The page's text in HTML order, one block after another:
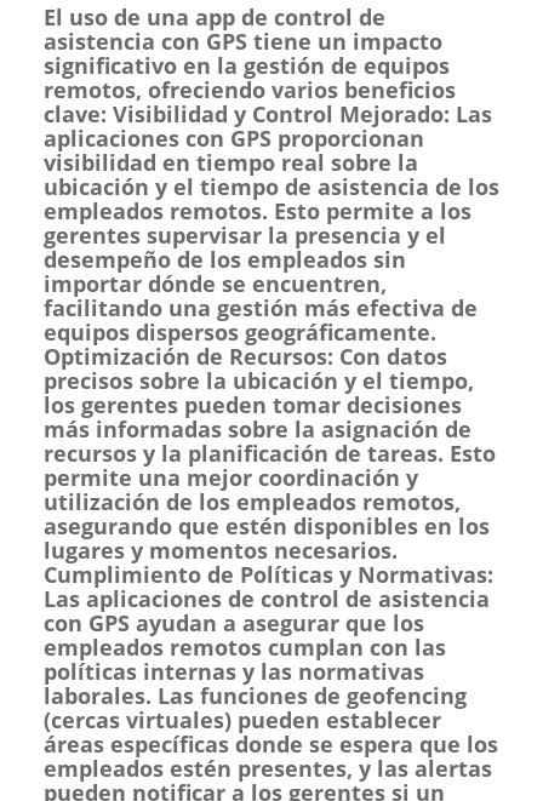
El uso de una app de control de
asistencia con GPS tiene un impacto
significativo en la gestión de equipos
remotos, ofreciendo varios beneficios
clave: Visibilidad y Control Mejorado: Las
aplicaciones con GPS proporcionan
visibilidad en tiempo real sobre la
ubicación y el tiempo de asistencia de los
empleados remotos. Esto permite a los
gerentes supervisar la presencia y el
desempeño de los empleados sin
importar dónde se encuentren,
facilitando una gestión más efectiva de
equipos dispersos geográficamente.
Optimización de Recursos: Con datos
precisos sobre la ubicación y el tiempo,
los gerentes pueden tomar decisiones
más informadas sobre la asignación de
recursos y la planificación de tareas. Esto
permite una mejor coordinación y
utilización de los empleados remotos,
asegurando que estén disponibles en los
lugares y momentos necesarios.
Cumplimiento de Políticas y Normativas:
Las aplicaciones de control de asistencia
con GPS ayudan a asegurar que los
empleados remotos cumplan con las
políticas internas y las normativas
laborales. Las funciones de geofencing
(cercas virtuales) pueden establecer
áreas específicas donde se espera que los
empleados estén presentes, y las alertas
pueden notificar a los gerentes si un